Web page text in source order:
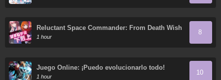
Reluctant Space Commander: From Death Wish
to Galactic Hero!
1 hour
8
Juego Online: ¡Puedo evolucionarlo todo!
1 hour
10